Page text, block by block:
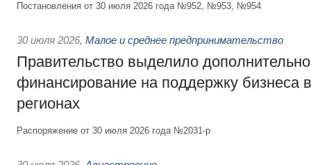
Постановления от 30 июля 2026 года №952, №953, №954
30 июля 2026, Малое и среднее предпринимательство
Правительство выделило
финансирование на поддержку бизнеса
регионах
Распоряжение от 30 июля 2026 года №2031-р